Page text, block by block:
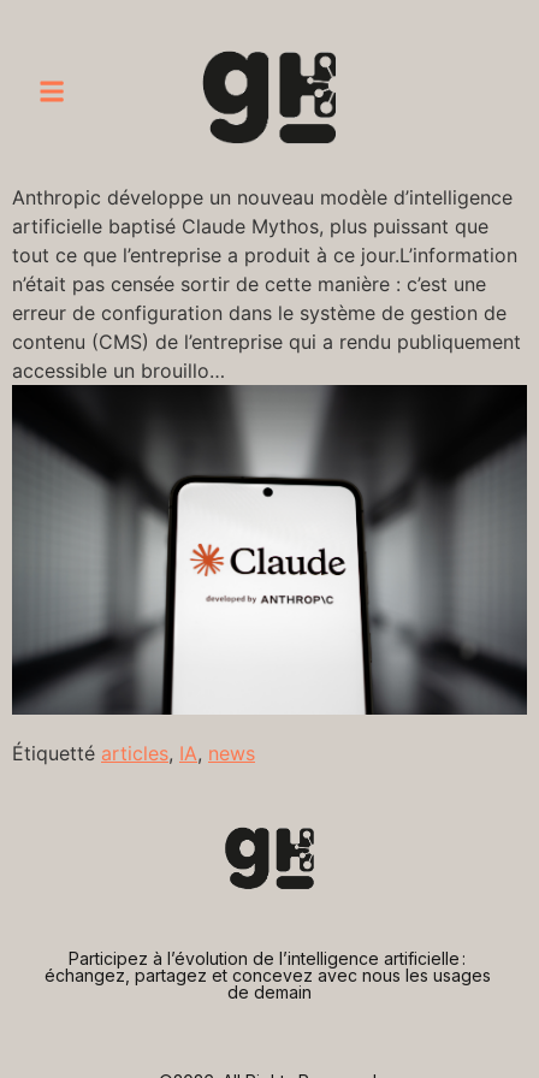
Anthropic développe un nouveau modèle d’intelligence
artificielle baptisé Claude Mythos, plus puissant que
tout ce que l’entreprise a produit à ce jour.L’information
n’était pas censée sortir de cette manière : c’est une
erreur de configuration dans le système de gestion de
contenu (CMS) de l’entreprise qui a rendu publiquement
accessible un brouillo…
Étiquetté articles, IA, news
Participez à l’évolution de l’intelligence artificielle :
échangez, partagez et concevez avec nous les usages
de demain